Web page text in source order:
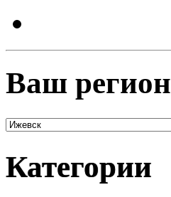
Ваш регион
Категории